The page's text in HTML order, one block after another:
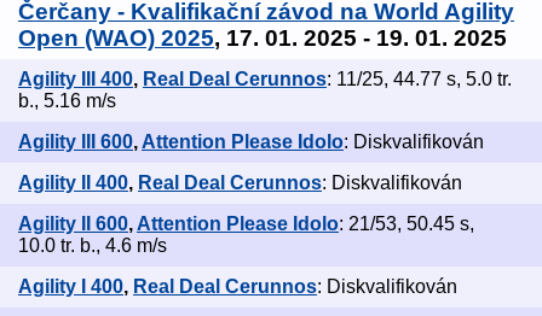
Čerčany - Kvalifikační závod na World Agility
Open (WAO) 2025, 17. 01. 2025 - 19. 01. 2025
Agility III 400, Real Deal Cerunnos: 11/25, 44.77 s, 5.0 tr.
b., 5.16 m/s
Agility III 600, Attention Please Idolo: Diskvalifikován
Agility II 400, Real Deal Cerunnos: Diskvalifikován
Agility II 600, Attention Please Idolo: 21/53, 50.45 s,
10.0 tr. b., 4.6 m/s
Agility I 400, Real Deal Cerunnos: Diskvalifikován